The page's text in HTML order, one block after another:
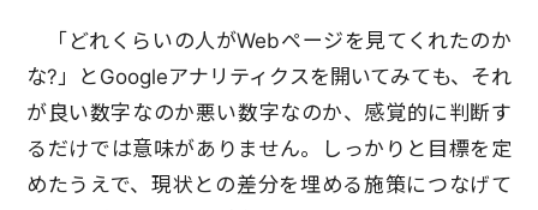
「どれくらいの人がWebページを見てくれたのか
な?」とGoogleアナリティクスを開いてみても、それ
が良い数字なのか悪い数字なのか、感覚的に判断す
るだけでは意味がありません。しっかりと目標を定
めたうえで、現状との差分を埋める施策につなげて